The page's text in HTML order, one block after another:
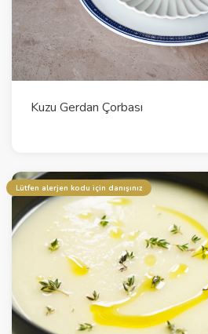
Kuzu Gerdan Çorbası
Lütfen alerjen kodu için danışınız